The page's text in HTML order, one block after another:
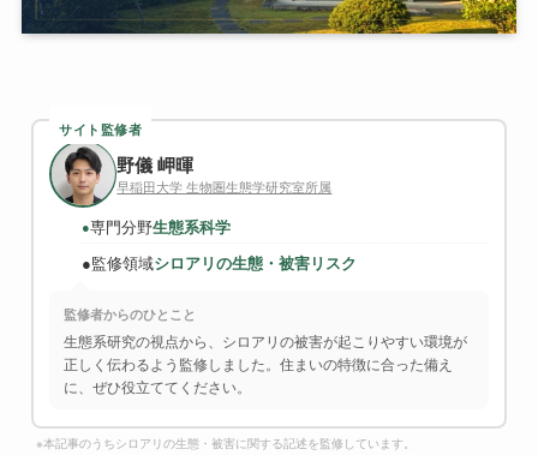
サイト監修者
野儀 岬暉
早稲田大学 生物圏生態学研究室所属
●専門分野生態系科学
●監修領域シロアリの生態・被害リスク
監修者からのひとこと
生態系研究の視点から、シロアリの被害が起こりやすい環境が
正しく伝わるよう監修しました。住まいの特徴に合った備え
に、ぜひ役立ててください。
※本記事のうちシロアリの生態・被害に関する記述を監修しています。